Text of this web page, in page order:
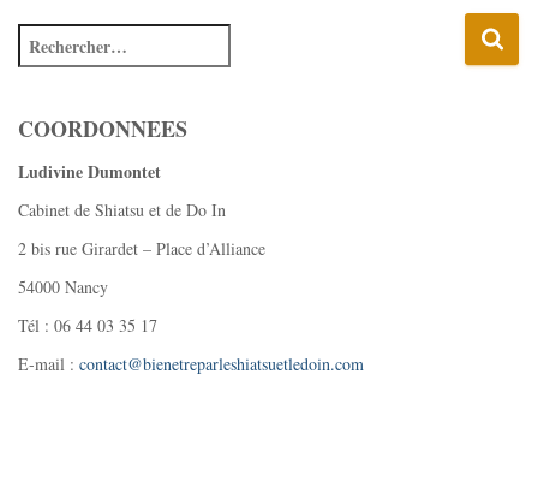
COORDONNEES
Ludivine Dumontet
Cabinet de Shiatsu et de Do In
2 bis rue Girardet – Place d’Alliance
54000 Nancy
Tél : 06 44 03 35 17
E-mail : contact@bienetreparleshiatsuetledoin.com